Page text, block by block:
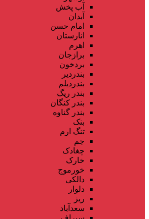
آب پخش
آبدان
امام حسن
انارستان
اهرم
برازجان
بردخون
بندردیر
بندردیلم
بندر ریگ
بندر کنگان
بندر گناوه
بنک
تنگ ارم
جم
چغادک
خارک
خورموج
دالکی
دلوار
ریز
سعدآباد